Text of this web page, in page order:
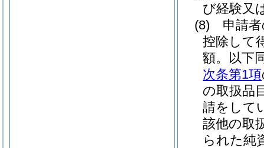
び経験又
(8)
申請
控除して
額。以下
次条第1項
の取扱品
請をして
該他の取
られた純